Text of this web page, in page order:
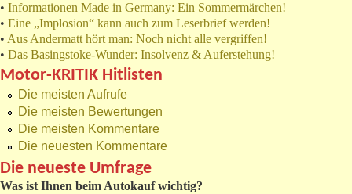
• Informationen Made in Germany: Ein Sommermärchen!
• Eine „Implosion“ kann auch zum Leserbrief werden!
• Aus Andermatt hört man: Noch nicht alle vergriffen!
• Das Basingstoke-Wunder: Insolvenz & Auferstehung!
Motor-KRITIK Hitlisten
Die meisten Aufrufe
Die meisten Bewertungen
Die meisten Kommentare
Die neuesten Kommentare
Die neueste Umfrage
Was ist Ihnen beim Autokauf wichtig?